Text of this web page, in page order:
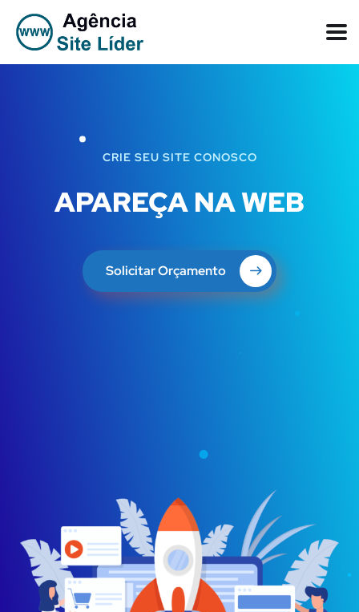
CRIE SEU SITE CONOSCO
APAREÇA NA WEB
Solicitar Orçamento